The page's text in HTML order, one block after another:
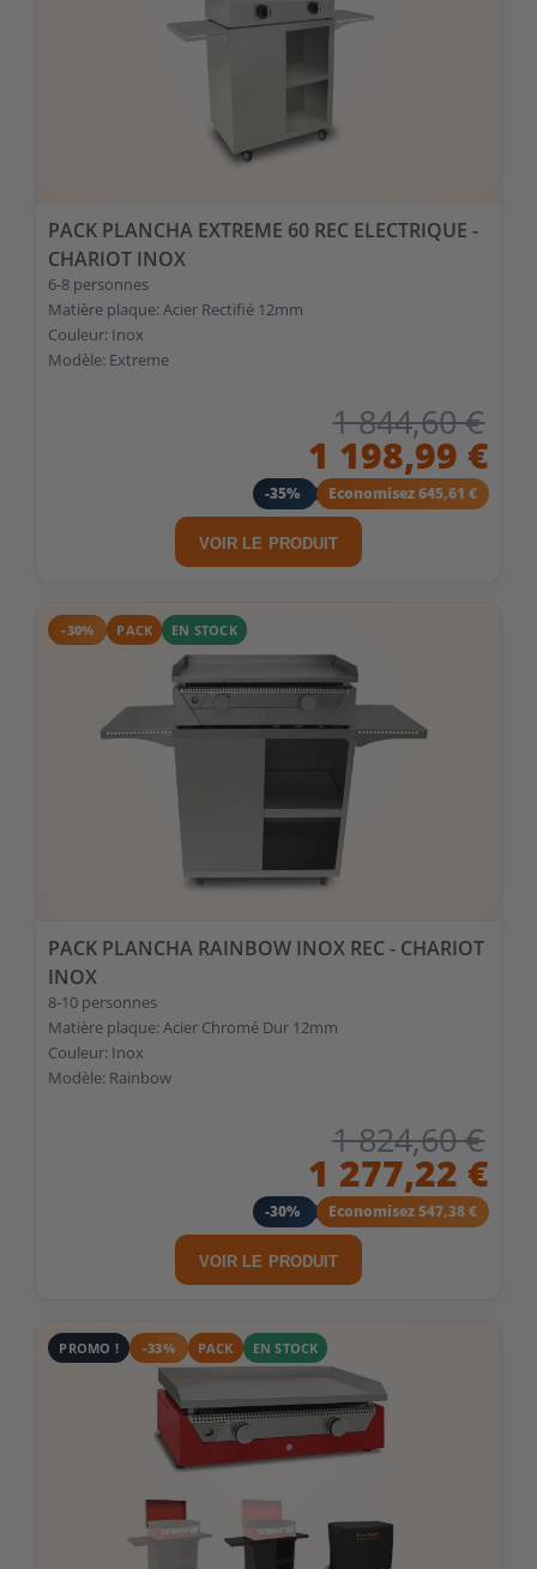
PACK PLANCHA EXTREME 60 REC ELECTRIQUE -
CHARIOT INOX
6-8 personnes
Matière plaque: Acier Rectifié 12mm
Couleur: Inox
Modèle: Extreme
1 844,60 €
1 198,99 €
-35% Economisez 645,61 €
VOIR LE PRODUIT
-30% PACK EN STOCK
PACK PLANCHA RAINBOW INOX REC - CHARIOT
INOX
8-10 personnes
Matière plaque: Acier Chromé Dur 12mm
Couleur: Inox
Modèle: Rainbow
1 824,60 €
1 277,22 €
-30% Economisez 547,38 €
VOIR LE PRODUIT
PROMO ! -33% PACK EN STOCK